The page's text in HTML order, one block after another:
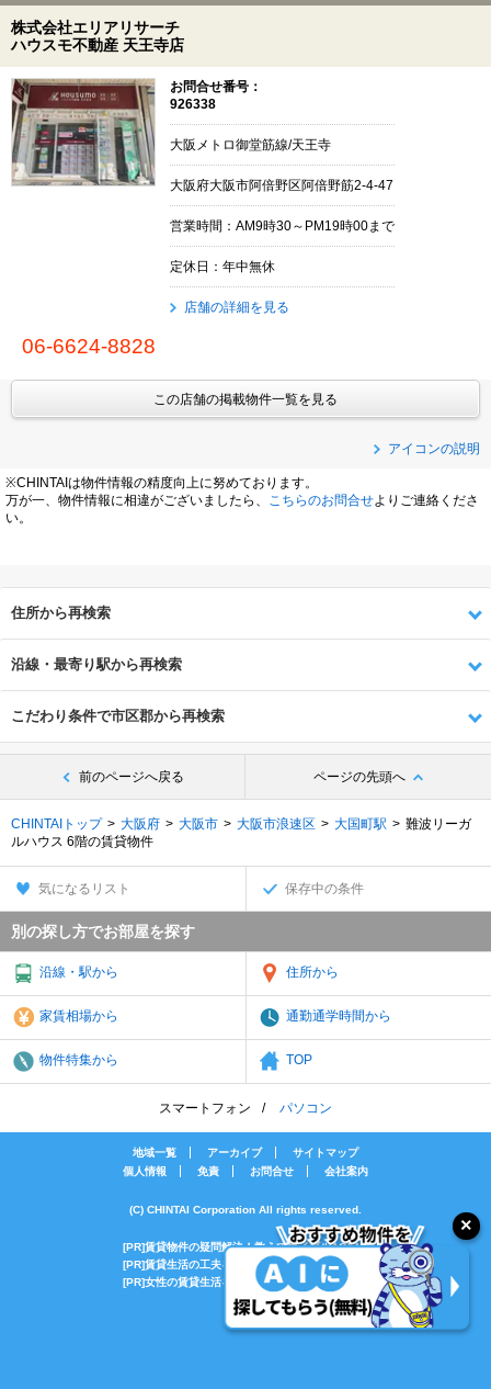
株式会社エリアリサーチ
ハウスモ不動産 天王寺店
お問合せ番号：
926338
大阪メトロ御堂筋線/天王寺
大阪府大阪市阿倍野区阿倍野筋2-4-47
営業時間：AM9時30～PM19時00まで
定休日：年中無休
店舗の詳細を見る
06-6624-8828
この店舗の掲載物件一覧を見る
アイコンの説明
※CHINTAIは物件情報の精度向上に努めております。
万が一、物件情報に相違がございましたら、
こちらのお問合せよりご連絡くださ
い。
住所から再検索
沿線・最寄り駅から再検索
こだわり条件で市区郡から再検索
前のページへ戻る ページの先頭へ
CHINTAIトップ 大阪府 大阪市 大阪市浪速区 大国町駅
難波リーガ
ルハウス 6階の賃貸物件
気になるリスト 保存中の条件
別の探し方でお部屋を探す
沿線・駅から 住所から
家賃相場から 通勤通学時間から
物件特集から TOP
スマートフォン パソコン
地域一覧 アーカイブ
サイトマップ
個人情報
免責 お問合せ 会社案内
(C) CHINTAI Corporation All rights reserved.
[PR]賃貸物件の疑問解決！教えてエイブルAGENT
[PR]賃貸生活の工夫を紹介！CHINTAI情報局
[PR]女性の賃貸生活を応援！Woman.CHINTAI